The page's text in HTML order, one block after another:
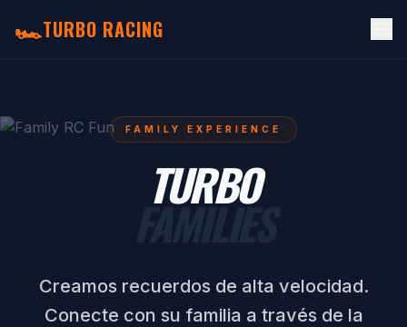
🏎️TURBO RACING
FAMILY EXPERIENCE
TURBO
FAMILIES
Creamos recuerdos de alta velocidad.
Conecte con su familia a través de la